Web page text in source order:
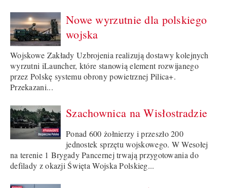
Nowe wyrzutnie dla polskiego
wojska
Wojskowe Zakłady Uzbrojenia realizują dostawy kolejnych
wyrzutni iLauncher, które stanowią element rozwijanego
przez Polskę systemu obrony powietrznej Pilica+.
Przekazani...
Szachownica na Wisłostradzie
Ponad 600 żołnierzy i przeszło 200
jednostek sprzętu wojskowego. W Wesołej
na terenie 1 Brygady Pancernej trwają przygotowania do
defilady z okazji Święta Wojska Polskieg...